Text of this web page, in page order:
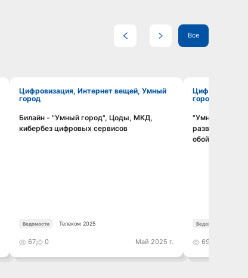
Все
Цифровизация, Интернет вещей, Умный
город
Смотреть видео
Билайн - "Умный город", Цоды, МКД,
кибербез цифровых сервисов
Ведомости Телеком 2025
67 0 Май 2025 г.
Цифровизация, Интернет вещей, Умный
город
"Умные
развитие
обойтись.
Ведомости
69